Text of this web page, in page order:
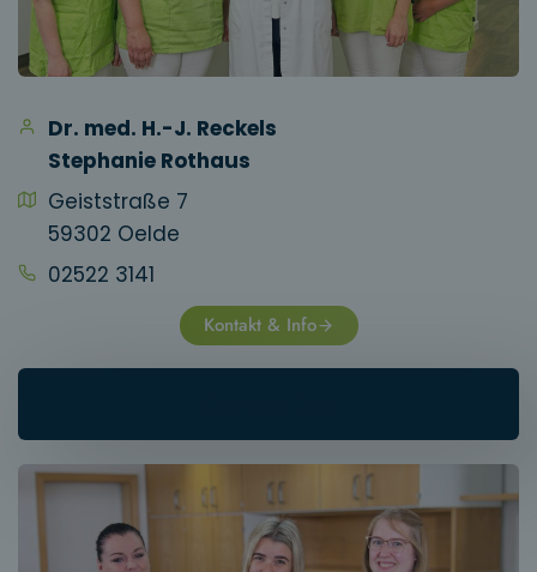
Dr. med. H.-J. Reckels
Stephanie Rothaus
Geiststraße 7
59302 Oelde
02522 3141
Kontakt & Info